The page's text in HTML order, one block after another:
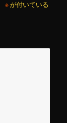
※が付いている